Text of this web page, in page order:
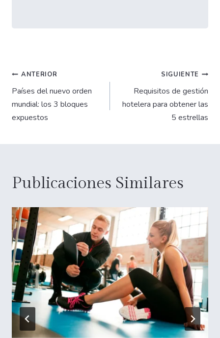
Navegación
de
entradas
ANTERIOR
Países del nuevo orden
mundial: los 3 bloques
expuestos
SIGUIENTE
Requisitos de gestión
hotelera para obtener las
5 estrellas
Publicaciones Similares